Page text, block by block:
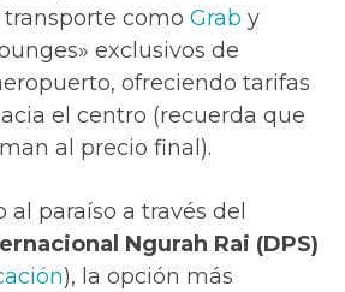
como Grab y
exclusivos de
ofreciendo tarifas
el centro (recuerda que
al precio final).
al paraíso a través del
Ngurah Rai (DPS)
), la opción más